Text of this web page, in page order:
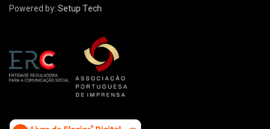
Powered by:Setup Tech